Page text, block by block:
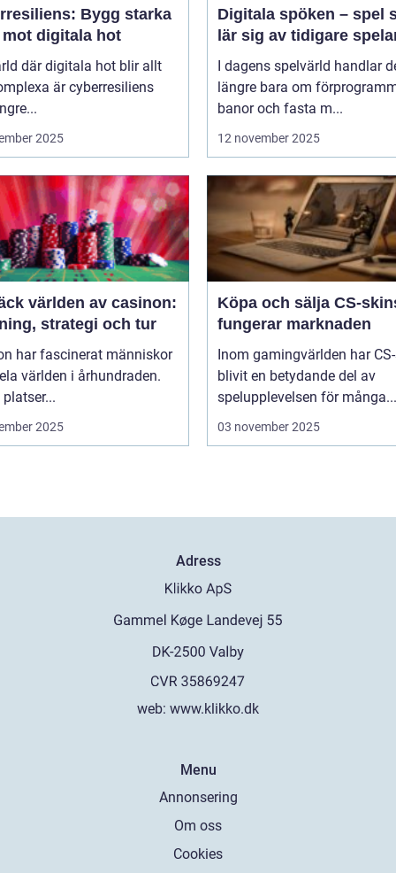
Bygg starka
mot digitala hot
där digitala hot blir allt
är cyberresiliens
2025
Digitala spöken – spel
lär sig av tidigare
I dagens spelvärld handlar
längre bara om
banor och fasta m...
12 november 2025
världen av casinon:
strategi och tur
har fascinerat människor
världen i århundraden.
2025
Köpa och sälja CS-
fungerar marknaden
Inom gamingvärlden har
blivit en betydande del av
spelupplevelsen för många...
03 november 2025
Adress
web: www.klikko.dk
Menu
Annonsering
Om oss
Cookies